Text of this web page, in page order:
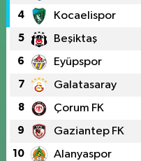
4 Kocaelispor
5 Beşiktaş
6 Eyüpspor
7 Galatasaray
8 Çorum FK
9 Gaziantep FK
10 Alanyaspor